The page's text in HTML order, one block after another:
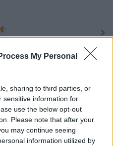
My Personal
sharing to third parties, or
sensitive information for
use the below opt-out
Please note that after your
may continue seeing
information utilized by